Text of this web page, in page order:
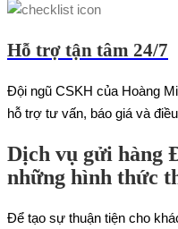
Hỗ trợ tận tâm 24/7
Đội ngũ CSKH của Hoàng
hỗ trợ tư vấn, báo giá và
Dịch vụ gửi hàng
những hình thức
Để tạo sự thuận tiện cho